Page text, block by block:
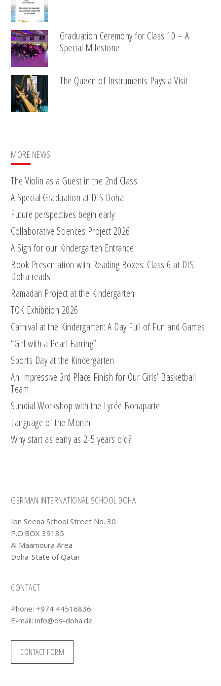
Graduation Ceremony for Class 10 – A
Special Milestone
The Queen of Instruments Pays a Visit
MORE NEWS
The Violin as a Guest in the 2nd Class
A Special Graduation at DIS Doha
Future perspectives begin early
Collaborative Sciences Project 2026
A Sign for our Kindergarten Entrance
Book Presentation with Reading Boxes: Class 6 at DIS
Doha reads…
Ramadan Project at the Kindergarten
TOK Exhibition 2026
Carnival at the Kindergarten: A Day Full of Fun and Games!
“Girl with a Pearl Earring”
Sports Day at the Kindergarten
An Impressive 3rd Place Finish for Our Girls’ Basketball
Team
Sundial Workshop with the Lycée Bonaparte
Language of the Month
Why start as early as 2-5 years old?
Footer
GERMAN INTERNATIONAL SCHOOL DOHA
Ibn Seena School Street No. 30
P.O.BOX 39135
Al Maamoura Area
Doha-State of Qatar
CONTACT
Phone: +974 44516836
E-mail:info@ds-doha.de
CONTACT FORM